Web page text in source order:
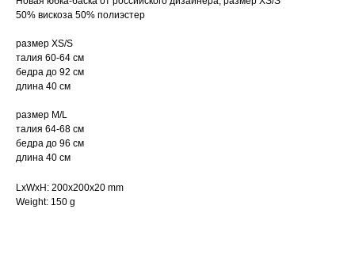
50% вискоза 50% полиэстер
размер XS/S
талия 60-64 см
бедра до 92 см
длина 40 см
размер M/L
талия 64-68 см
бедра до 96 см
длина 40 см
LxWxH: 200x200x20 mm
Weight: 150 g